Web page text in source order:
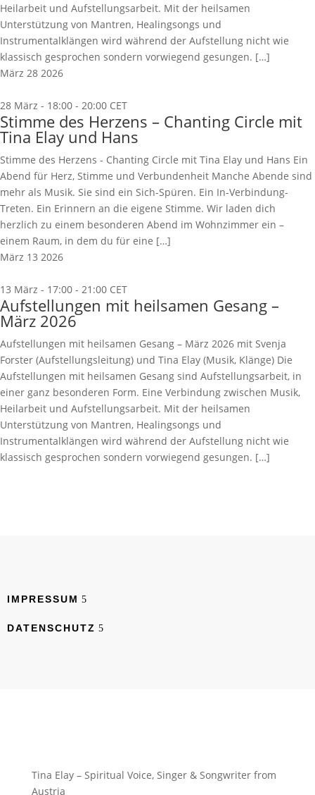
Heilarbeit und Aufstellungsarbeit. Mit der heilsamen
Unterstützung von Mantren, Healingsongs und
Instrumentalklängen wird während der Aufstellung nicht wie
klassisch gesprochen sondern vorwiegend gesungen. […]
März 28 2026
28 März - 18:00 - 20:00 CET
Stimme des Herzens – Chanting Circle mit
Tina Elay und Hans
Stimme des Herzens - Chanting Circle mit Tina Elay und Hans Ein
Abend für Herz, Stimme und Verbundenheit Manche Abende sind
mehr als Musik. Sie sind ein Sich-Spüren. Ein In-Verbindung-
Treten. Ein Erinnern an die eigene Stimme. Wir laden dich
herzlich zu einem besonderen Abend im Wohnzimmer ein –
einem Raum, in dem du für eine […]
März 13 2026
13 März - 17:00 - 21:00 CET
Aufstellungen mit heilsamen Gesang –
März 2026
Aufstellungen mit heilsamen Gesang – März 2026 mit Svenja
Forster (Aufstellungsleitung) und Tina Elay (Musik, Klänge) Die
Aufstellungen mit heilsamen Gesang sind Aufstellungsarbeit, in
einer ganz besonderen Form. Eine Verbindung zwischen Musik,
Heilarbeit und Aufstellungsarbeit. Mit der heilsamen
Unterstützung von Mantren, Healingsongs und
Instrumentalklängen wird während der Aufstellung nicht wie
klassisch gesprochen sondern vorwiegend gesungen. […]
IMPRESSUM
DATENSCHUTZ
Tina Elay – Spiritual Voice, Singer & Songwriter from
Austria